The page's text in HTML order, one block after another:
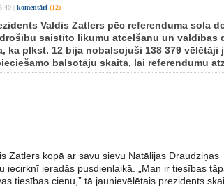
komentāri (12)
Valdis Zatlers pēc referenduma sola
saistīto likumu atcelšanu un valdības
ka plkst. 12 bija nobalsojuši 138 379
balsotāju skaita, lai referendumu
Zatlers kopā ar savu sievu Natālijas Draudziņas
iecirknī ieradās pusdienlaikā. „Man ir tiesības
tiesības cienu,” tā jaunievēlētais prezidents